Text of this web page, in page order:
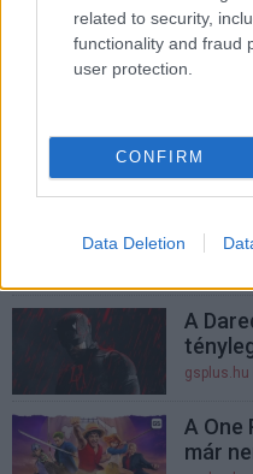
related to security,
functionality and fraud
user protection.
CONFIRM
Data Deletion
gsplus.hu
gsplus.hu
A
gsplus.hu
A One
már